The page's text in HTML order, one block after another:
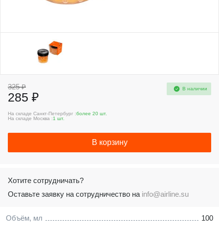
Объём, мл
100
325 ₽
285 ₽
В наличии
На складе Санкт-Петербург :более 20 шт.
На складе Москва :1 шт.
В корзину
Хотите сотрудничать?
Оставьте заявку на сотрудничество на info@airline.su